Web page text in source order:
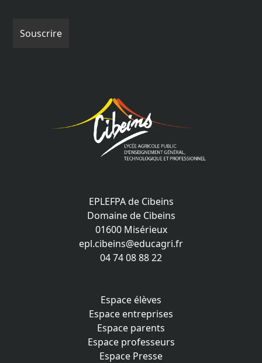
EPLEFPA de Cibeins
Domaine de Cibeins
01600 Misérieux
epl.cibeins@educagri.fr
04 74 08 88 22
Espace élèves
Espace entreprises
Espace parents
Espace professeurs
Espace Presse